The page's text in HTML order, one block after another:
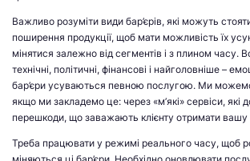
Важливо розуміти види бар’єрів, які можуть
поширення продукції, щоб мати можливість їх
мінятися залежно від сегментів і з плином часу.
технічні, політичні, фінансові і найголовніше –
бар’єри усуваються певною послугою. Ми можемо
якщо ми закладемо це: через «м’які» сервіси, які
перешкоди, що заважають клієнту отримати вашу
Треба працювати у режимі реального часу, щоб